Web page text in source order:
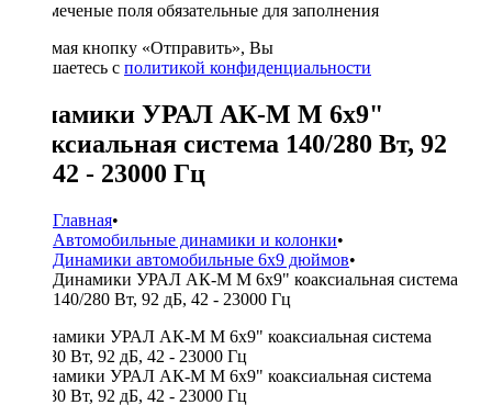
* - отмеченые поля обязательные для заполнения
Нажимая кнопку «Отправить», Вы
соглашаетесь с политикой конфиденциальности
Динамики УРАЛ АК-М М 6x9"
коаксиальная система 140/280 Вт, 92
дБ, 42 - 23000 Гц
Главная•
Автомобильные динамики и колонки•
Динамики автомобильные 6x9 дюймов•
Динамики УРАЛ АК-М М 6x9" коаксиальная система
140/280 Вт, 92 дБ, 42 - 23000 Гц